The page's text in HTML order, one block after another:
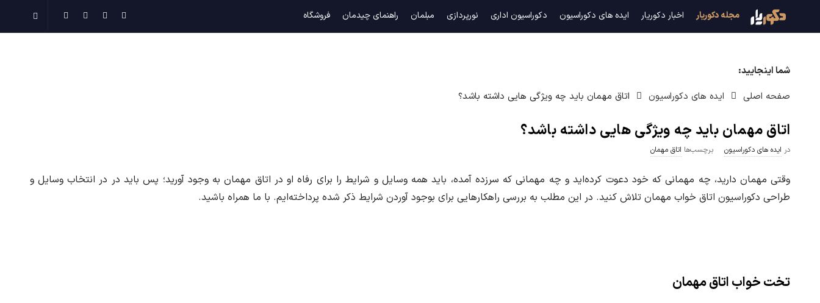
م
ل
ه
د
و
ا
مجله دکوریار اخبار دکوریار ایده های دکوراسیون دکوراسیون اداری نورپردازی مبلمان راهنمای چیدمان فروشگاه
شما اینجایید:
صفحه اصلی
ایده های دکوراسیون اتاق مهمان باید چه ویژگی هایی داشته باشد؟
اتاق مهمان باید چه ویژگی هایی داشته باشد؟
در ایده های دکوراسیون برچسب‌ها اتاق مهمان
وقتی مهمان دارید، چه مهمانی که خود دعوت کرده‌اید و چه مهمانی که سرزده آمده، باید همه وسایل و شرایط را برای رفاه او در اتاق مهمان به وجود آورید؛ پس باید در در انتخاب وسایل و
طراحی دکوراسیون اتاق خواب مهمان تلاش کنید. در این مطلب به بررسی راهکارهایی برای بوجود آوردن شرایط ذکر شده پرداخته‌ایم. با ما همراه باشید.
تخت خواب اتاق مهمان